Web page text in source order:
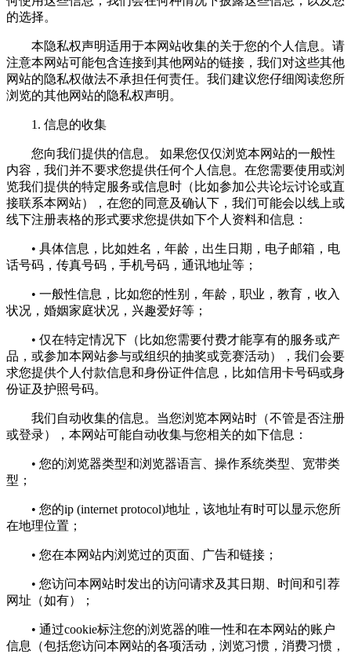
的选择。
本隐私权声明适用于本网站收集的关于您的个人信息。请
注意本网站可能包含连接到其他网站的链接，我们对这些其他
网站的隐私权做法不承担任何责任。我们建议您仔细阅读您所
浏览的其他网站的隐私权声明。
1. 信息的收集
您向我们提供的信息。 如果您仅仅浏览本网站的一般性
内容，我们并不要求您提供任何个人信息。在您需要使用或浏
览我们提供的特定服务或信息时（比如参加公共论坛讨论或直
接联系本网站），在您的同意及确认下，我们可能会以线上或
线下注册表格的形式要求您提供如下个人资料和信息：
• 具体信息，比如姓名，年龄，出生日期，电子邮箱，电
话号码，传真号码，手机号码，通讯地址等；
• 一般性信息，比如您的性别，年龄，职业，教育，收入
状况，婚姻家庭状况，兴趣爱好等；
• 仅在特定情况下（比如您需要付费才能享有的服务或产
品，或参加本网站参与或组织的抽奖或竞赛活动），我们会要
求您提供个人付款信息和身份证件信息，比如信用卡号码或身
份证及护照号码。
我们自动收集的信息。当您浏览本网站时（不管是否注册
或登录），本网站可能自动收集与您相关的如下信息：
• 您的浏览器类型和浏览器语言、操作系统类型、宽带类
型；
• 您的ip (internet protocol)地址，该地址有时可以显示您所
在地理位置；
• 您在本网站内浏览过的页面、广告和链接；
• 您访问本网站时发出的访问请求及其日期、时间和引荐
网址（如有）；
• 通过cookie标注您的浏览器的唯一性和在本网站的账户
信息（包括您访问本网站的各项活动，浏览习惯，消费习惯，